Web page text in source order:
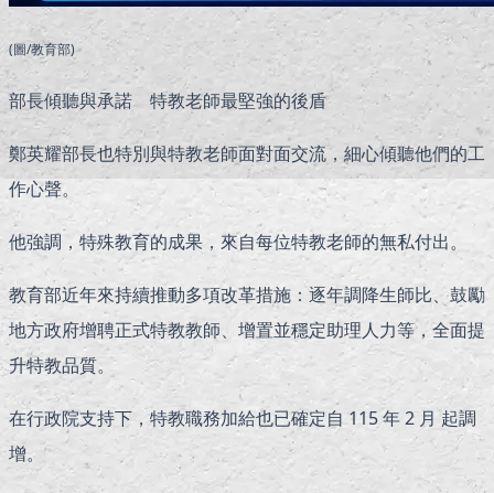
(圖/教育部)
部長傾聽與承諾 特教老師最堅強的後盾
鄭英耀部長也特別與特教老師面對面交流，細心傾聽他們的工
作心聲。
他強調，特殊教育的成果，來自每位特教老師的無私付出。
教育部近年來持續推動多項改革措施：逐年調降生師比、鼓勵
地方政府增聘正式特教教師、增置並穩定助理人力等，全面提
升特教品質。
在行政院支持下，特教職務加給也已確定自 115 年 2 月 起調
增。